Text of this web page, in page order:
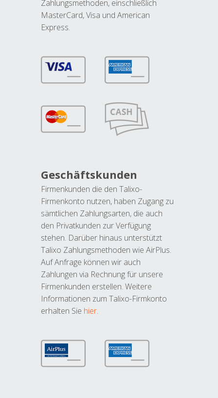
Zahlungsmethoden, einschließlich
MasterCard, Visa und American
Express.
Geschäftskunden
Firmenkunden die den Talixo-
Firmenkonto nutzen, haben Zugang zu
sämtlichen Zahlungsarten, die auch
den Privatkunden zur Verfügung
stehen. Darüber hinaus unterstützt
Talixo Zahlungsmethoden wie AirPlus.
Auf Anfrage können wir auch
Zahlungen via Rechnung für unsere
Firmenkunden erstellen. Weitere
Informationen zum Talixo-Firmkonto
erhalten Sie hier.